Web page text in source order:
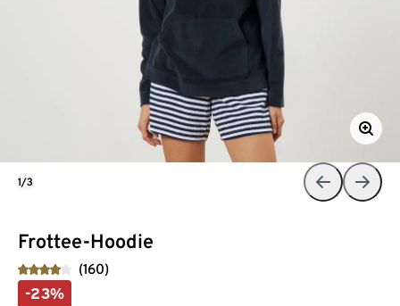
Frottee-Hoodie
(160)
-23%
1/3